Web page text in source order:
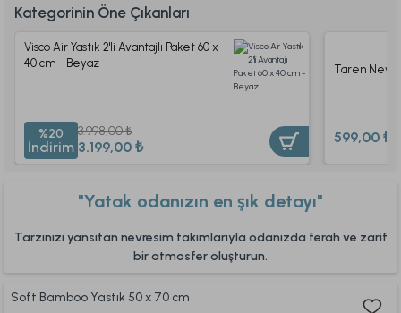
Kategorinin Öne Çıkanları
Visco Air Yastık 2'li Avantajlı Paket 60 x
40 cm - Beyaz
%20
İndirim
3.998,00 ₺
3.199,00 ₺
Taren
599,00 ₺
"Yatak odanızın en şık detayı"
Tarzınızı yansıtan nevresim takımlarıyla odanızda ferah ve zarif
bir atmosfer oluşturun.
Soft Bamboo Yastık 50 x 70 cm